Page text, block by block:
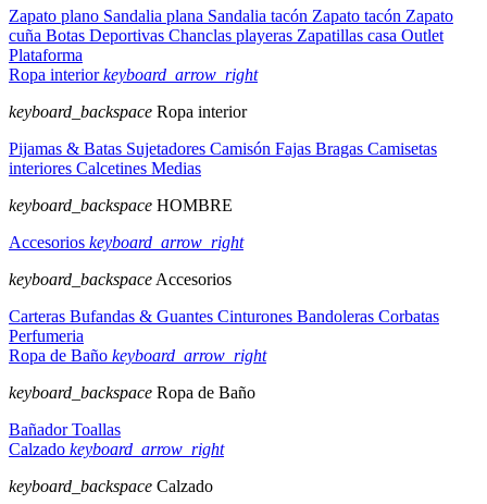
Zapato plano Sandalia plana Sandalia tacón Zapato tacón Zapato
cuña Botas Deportivas Chanclas playeras Zapatillas casa Outlet
Plataforma
Ropa interiorkeyboard_arrow_right
keyboard_backspace Ropa interior
Pijamas & Batas Sujetadores Camisón Fajas Bragas Camisetas
interiores Calcetines Medias
keyboard_backspace HOMBRE
Accesorios keyboard_arrow_right
keyboard_backspace Accesorios
Carteras Bufandas & Guantes Cinturones Bandoleras Corbatas
Perfumeria
Ropa de Baño keyboard_arrow_right
keyboard_backspace Ropa de Baño
BañadorToallas
Calzado keyboard_arrow_right
keyboard_backspace Calzado